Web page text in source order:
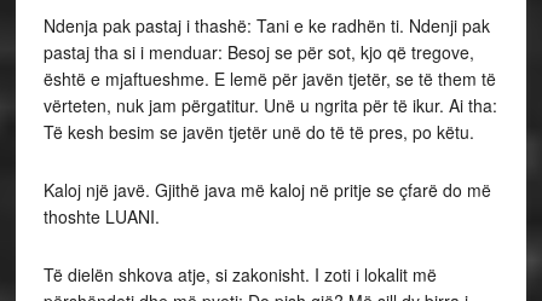
Ndenja pak pastaj i thashë: Tani e ke radhën ti. Ndenji pak
pastaj tha si i menduar: Besoj se për sot, kjo që tregove,
është e mjaftueshme. E lemë për javën tjetër, se të them të
vërteten, nuk jam përgatitur. Unë u ngrita për të ikur. Ai tha:
Të kesh besim se javën tjetër unë do të të pres, po këtu.
Kaloj një javë. Gjithë java më kaloj në pritje se çfarë do më
thoshte LUANI.
Të dielën shkova atje, si zakonisht. I zoti i lokalit më